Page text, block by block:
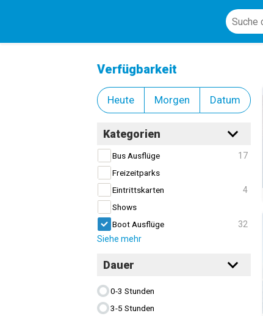
Verfügbarkeit
Heute Morgen Datum
Kategorien
Bus Ausflüge
17
Freizeitparks
Eintrittskarten
4
Shows
Boot Ausflüge
32
Siehe mehr
Dauer
0-3 Stunden
3-5 Stunden